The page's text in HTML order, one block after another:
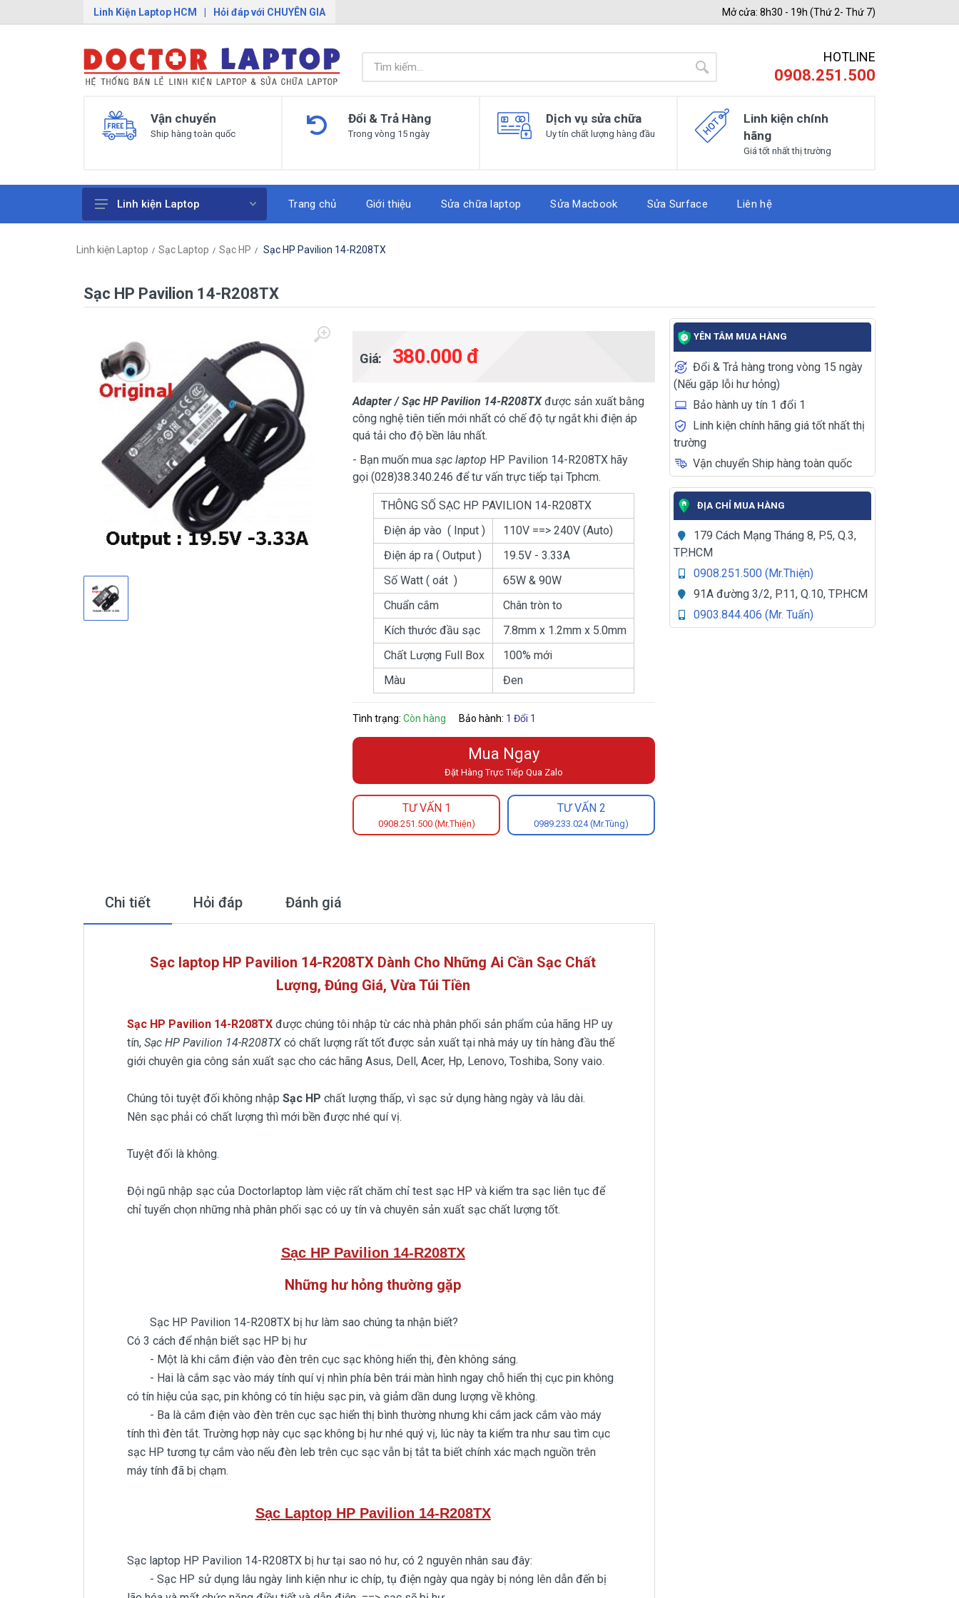
Linh Kiện Laptop HCM | Hỏi đáp với CHUYÊN GIA Mở cửa: 8h30 - 19h (Thứ 2- Thứ 7)
HOTLINE
0908.251.500
Vận chuyển
Ship hàng toàn quốc
Đổi & Trả Hàng
Trong vòng 15 ngày
Dịch vụ sửa chữa
Uy tín chất lượng hàng đầu
Linh kiện chính
hãng
Giá tốt nhất thị trường
Bàn Phím Laptop
Ổ cứng SSD laptop
Ram Máy Tính
Dịch vụ thay pin Surface chính
hãng, uy tín tại tphcm
Thay sạc Surface Pro
Thay màn hình Surface Pro
Quạt Laptop
Linh kiện Laptop Trang chủ Giới thiệu Sửa chữa laptop Sửa Macbook Sửa Surface Liên hệ
Linh kiện Laptop Sạc Laptop Sạc HP Sạc HP Pavilion 14-R208TX
Sạc HP Pavilion 14-R208TX
Giá: 380.000 đ
Adapter / Sạc HP Pavilion 14-R208TX được sản xuất bằng
công nghệ tiên tiến mới nhất có chế độ tự ngắt khi điện áp
quá tải cho độ bền lâu nhất.
- Bạn muốn muasạc laptop HP Pavilion 14-R208TX hãy
gọi (028)38.340.246 để tư vấn trực tiếp tại Tphcm.
THÔNG SỐ SẠC HP PAVILION 14-R208TX
Điện áp vào ( Input )
110V ==> 240V (Auto)
Điện áp ra ( Output )
19.5V - 3.33A
Số Watt ( oát )
65W & 90W
Chuẩn cắm
Chân tròn to
Kích thước đầu sạc
7.8mm x 1.2mm x 5.0mm
Chất Lượng Full Box
100% mới
Màu
Đen
Tình trạng:Còn hàng Bảo hành: 1 Đổi 1
Mua Ngay
Đặt Hàng Trực Tiếp Qua Zalo
TƯ VẤN 1
0908.251.500 (Mr.Thiện)
TƯ VẤN 2
0989.233.024 (Mr.Tùng)
YÊN TÂM MUA HÀNG
Đổi & Trả hàng trong vòng 15 ngày
(Nếu gặp lỗi hư hỏng)
Bảo hành uy tín 1 đổi 1
Linh kiện chính hãng giá tốt nhất thị
trường
Vận chuyển Ship hàng toàn quốc
ĐỊA CHỈ MUA HÀNG
179 Cách Mạng Tháng 8, P.5, Q.3,
TP.HCM
0908.251.500 (Mr.Thiện)
91A đường 3/2, P.11, Q.10, TP.HCM
0903.844.406 (Mr. Tuấn)
Chi tiết Hỏi đáp Đánh giá
Sạc laptop HP Pavilion 14-R208TX Dành Cho Những Ai Cần Sạc Chất
Lượng, Đúng Giá, Vừa Túi Tiền
Sạc HP Pavilion 14-R208TX được chúng tôi nhập từ các nhà phân phối sản phẩm của hãng HP uy
tín, Sạc HP Pavilion 14-R208TX có chất lượng rất tốt được sản xuất tại nhà máy uy tín hàng đầu thế
giới chuyên gia công sản xuất sạc cho các hãng Asus, Dell, Acer, Hp, Lenovo, Toshiba, Sony vaio.
Chúng tôi tuyệt đối không nhập Sạc HP chất lượng thấp, vì sạc sử dụng hàng ngày và lâu dài.
Nên sạc phải có chất lượng thì mới bền được nhé quí vị.
Tuyệt đối là không.
Đội ngũ nhập sạc của Doctorlaptop làm việc rất chăm chỉ test sạc HP và kiểm tra sạc liên tục để
chỉ tuyển chọn những nhà phân phối sạc có uy tín và chuyên sản xuất sạc chất lượng tốt.
Sạc HP Pavilion 14-R208TX
Những hư hỏng thường gặp
Sạc HP Pavilion 14-R208TX bị hư làm sao chúng ta nhận biết?
Có 3 cách để nhận biết sạc HP bị hư
- Một là khi cắm điện vào đèn trên cục sạc không hiển thị, đèn không sáng.
- Hai là cắm sạc vào máy tính quí vị nhìn phía bên trái màn hình ngay chỗ hiển thị cục pin không
có tín hiệu của sạc, pin không có tín hiệu sạc pin, và giảm dần dung lượng về không.
- Ba là cắm điện vào đèn trên cục sạc hiển thị bình thường nhưng khi cắm jack cắm vào máy
tính thì đèn tắt. Trường hợp này cục sạc không bị hư nhé quý vị, lúc này ta kiểm tra như sau tìm cục
sạc HP tương tự cắm vào nếu đèn leb trên cục sạc vẫn bị tắt ta biết chính xác mạch nguồn trên
máy tính đã bị chạm.
Sạc Laptop HP Pavilion 14-R208TX
Sạc laptop HP Pavilion 14-R208TX bị hư tại sao nó hư, có 2 nguyên nhân sau đây:
- Sạc HP sử dụng lâu ngày linh kiện như ic chíp, tụ điện ngày qua ngày bị nóng lên dẫn đến bị